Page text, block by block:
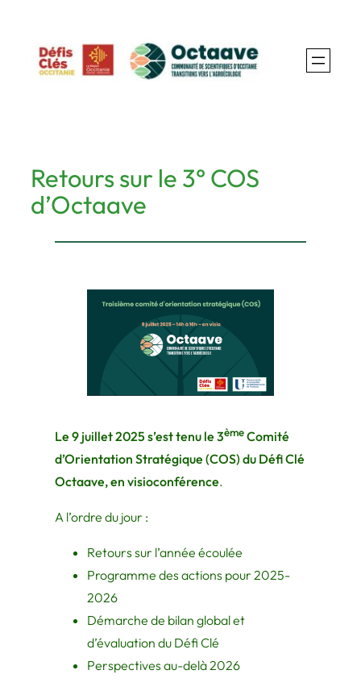
contenu
Retours sur le 3° COS
d’Octaave
Le 9 juillet 2025 s’est tenu le 3èmeComité
d’Orientation Stratégique (COS) du Défi Clé
Octaave, en visioconférence.
A l’ordre du jour :
Retours sur l’année écoulée
Programme des actions pour 2025-
2026
Démarche de bilan global et
d’évaluation du Défi Clé
Perspectives au-delà 2026